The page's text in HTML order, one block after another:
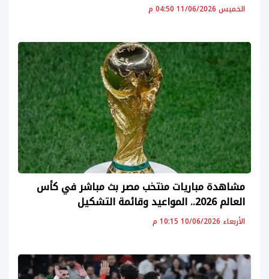
الخميس 11/06/2026 04:50 م
مشاهدة مباريات منتخب مصر بث مباشر في كأس
العالم 2026.. المواعيد وقائمة التشكيل
الأربعاء 10/06/2026 10:15 م